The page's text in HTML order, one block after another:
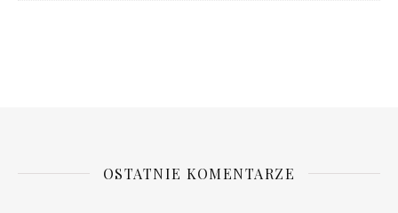
OSTATNIE KOMENTARZE